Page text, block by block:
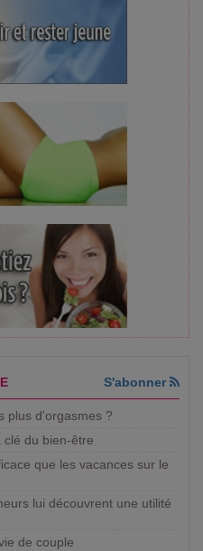
S'abonner
plus d'orgasmes ?
clé du bien-être
que les vacances sur le
lui découvrent une utilité
de couple